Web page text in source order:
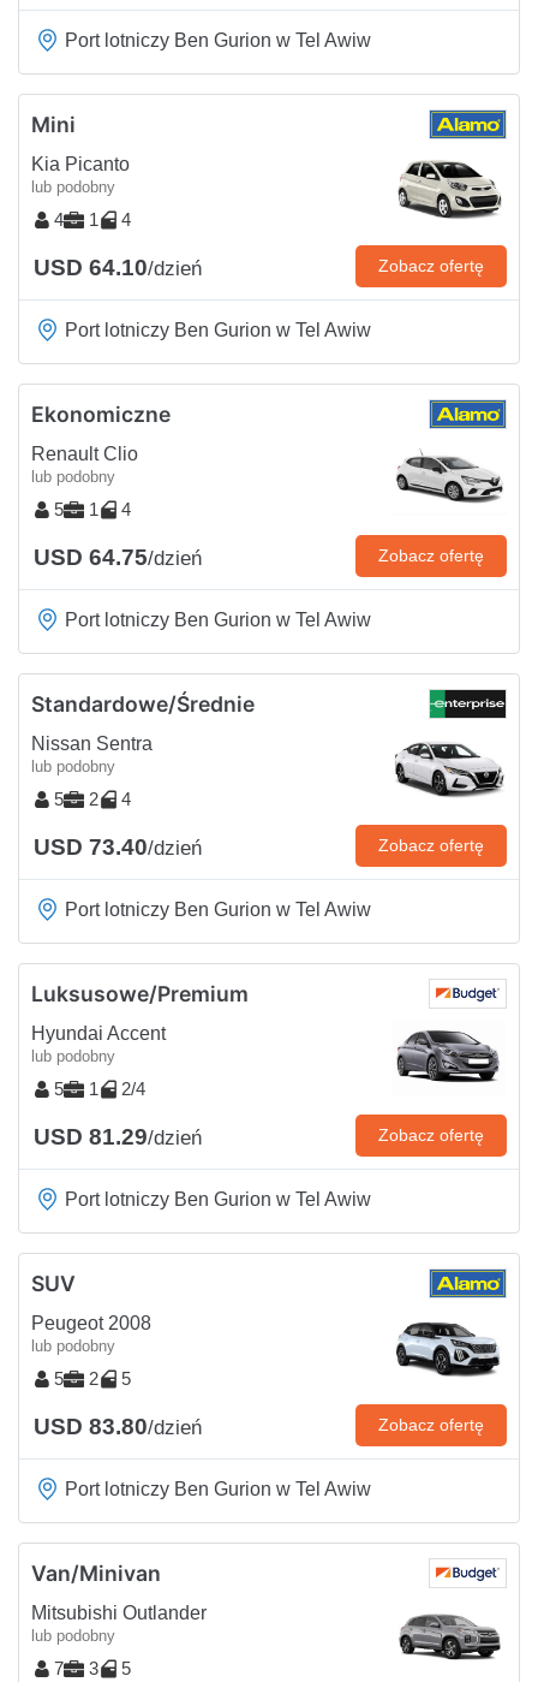
Port lotniczy Ben Gurion w Tel Awiw
Mini
Kia Picanto
lub podobny
4 1 4
USD 64.10/dzień Zobacz ofertę
Port lotniczy Ben Gurion w Tel Awiw
Ekonomiczne
Renault Clio
lub podobny
5 1 4
USD 64.75/dzień Zobacz ofertę
Port lotniczy Ben Gurion w Tel Awiw
Standardowe/Średnie
Nissan Sentra
lub podobny
5 2 4
USD 73.40/dzień Zobacz ofertę
Port lotniczy Ben Gurion w Tel Awiw
Luksusowe/Premium
Hyundai Accent
lub podobny
5 1 2/4
USD 81.29/dzień Zobacz ofertę
Port lotniczy Ben Gurion w Tel Awiw
SUV
Peugeot 2008
lub podobny
5 2 5
USD 83.80/dzień Zobacz ofertę
Port lotniczy Ben Gurion w Tel Awiw
Van/Minivan
Mitsubishi Outlander
lub podobny
7 3 5